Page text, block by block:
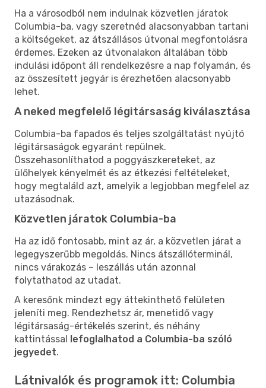
Ha a városodból nem indulnak közvetlen járatok
Columbia-ba, vagy szeretnéd alacsonyabban tartani
a költségeket, az átszállásos útvonal megfontolásra
érdemes. Ezeken az útvonalakon általában több
indulási időpont áll rendelkezésre a nap folyamán, és
az összesített jegyár is érezhetően alacsonyabb
lehet.
A neked megfelelő légitársaság kiválasztása
Columbia-ba fapados és teljes szolgáltatást nyújtó
légitársaságok egyaránt repülnek.
Összehasonlíthatod a poggyászkereteket, az
ülőhelyek kényelmét és az étkezési feltételeket,
hogy megtaláld azt, amelyik a legjobban megfelel az
utazásodnak.
Közvetlen járatok Columbia-ba
Ha az idő fontosabb, mint az ár, a közvetlen járat a
legegyszerűbb megoldás. Nincs átszállóterminál,
nincs várakozás – leszállás után azonnal
folytathatod az utadat.
A keresőnk mindezt egy áttekinthető felületen
jeleníti meg. Rendezhetsz ár, menetidő vagy
légitársaság-értékelés szerint, és néhány
kattintással lefoglalhatod a Columbia-ba szóló
jegyedet.
Látnivalók és programok itt: Columbia